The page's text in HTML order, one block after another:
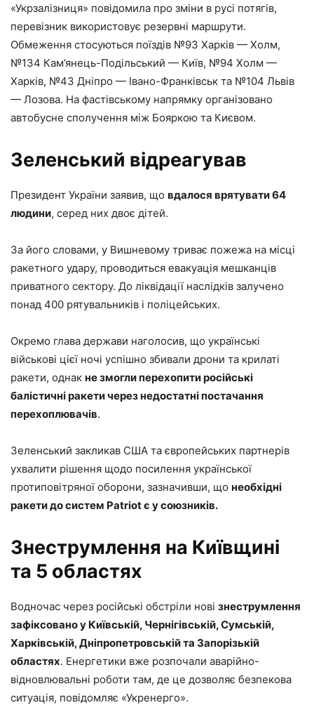
«Укрзалізниця» повідомила про зміни в русі потягів,
перевізник використовує резервні маршрути.
Обмеження стосуються поїздів №93 Харків — Холм,
№134 Кам’янець-Подільський — Київ, №94 Холм —
Харків, №43 Дніпро — Івано-Франківськ та №104 Львів
— Лозова. На фастівському напрямку організовано
автобусне сполучення між Бояркою та Києвом.
Зеленський відреагував
Президент України заявив, що вдалося врятувати 64
людини, серед них двоє дітей.
За його словами, у Вишневому триває пожежа на місці
ракетного удару, проводиться евакуація мешканців
приватного сектору. До ліквідації наслідків залучено
понад 400 рятувальників і поліцейських.
Окремо глава держави наголосив, що українські
військові цієї ночі успішно збивали дрони та крилаті
ракети, однак не змогли перехопити російські
балістичні ракети через недостатні постачання
перехоплювачів.
Зеленський закликав США та європейських партнерів
ухвалити рішення щодо посилення української
протиповітряної оборони, зазначивши, що необхідні
ракети до систем Patriot є у союзників.
Знеструмлення на Київщині
та 5 областях
Водночас через російські обстріли нові знеструмлення
зафіксовано у Київській, Чернігівській, Сумській,
Харківській, Дніпропетровській та Запорізькій
областях. Енергетики вже розпочали аварійно-
відновлювальні роботи там, де це дозволяє безпекова
ситуація, повідомляє «Укренерго».